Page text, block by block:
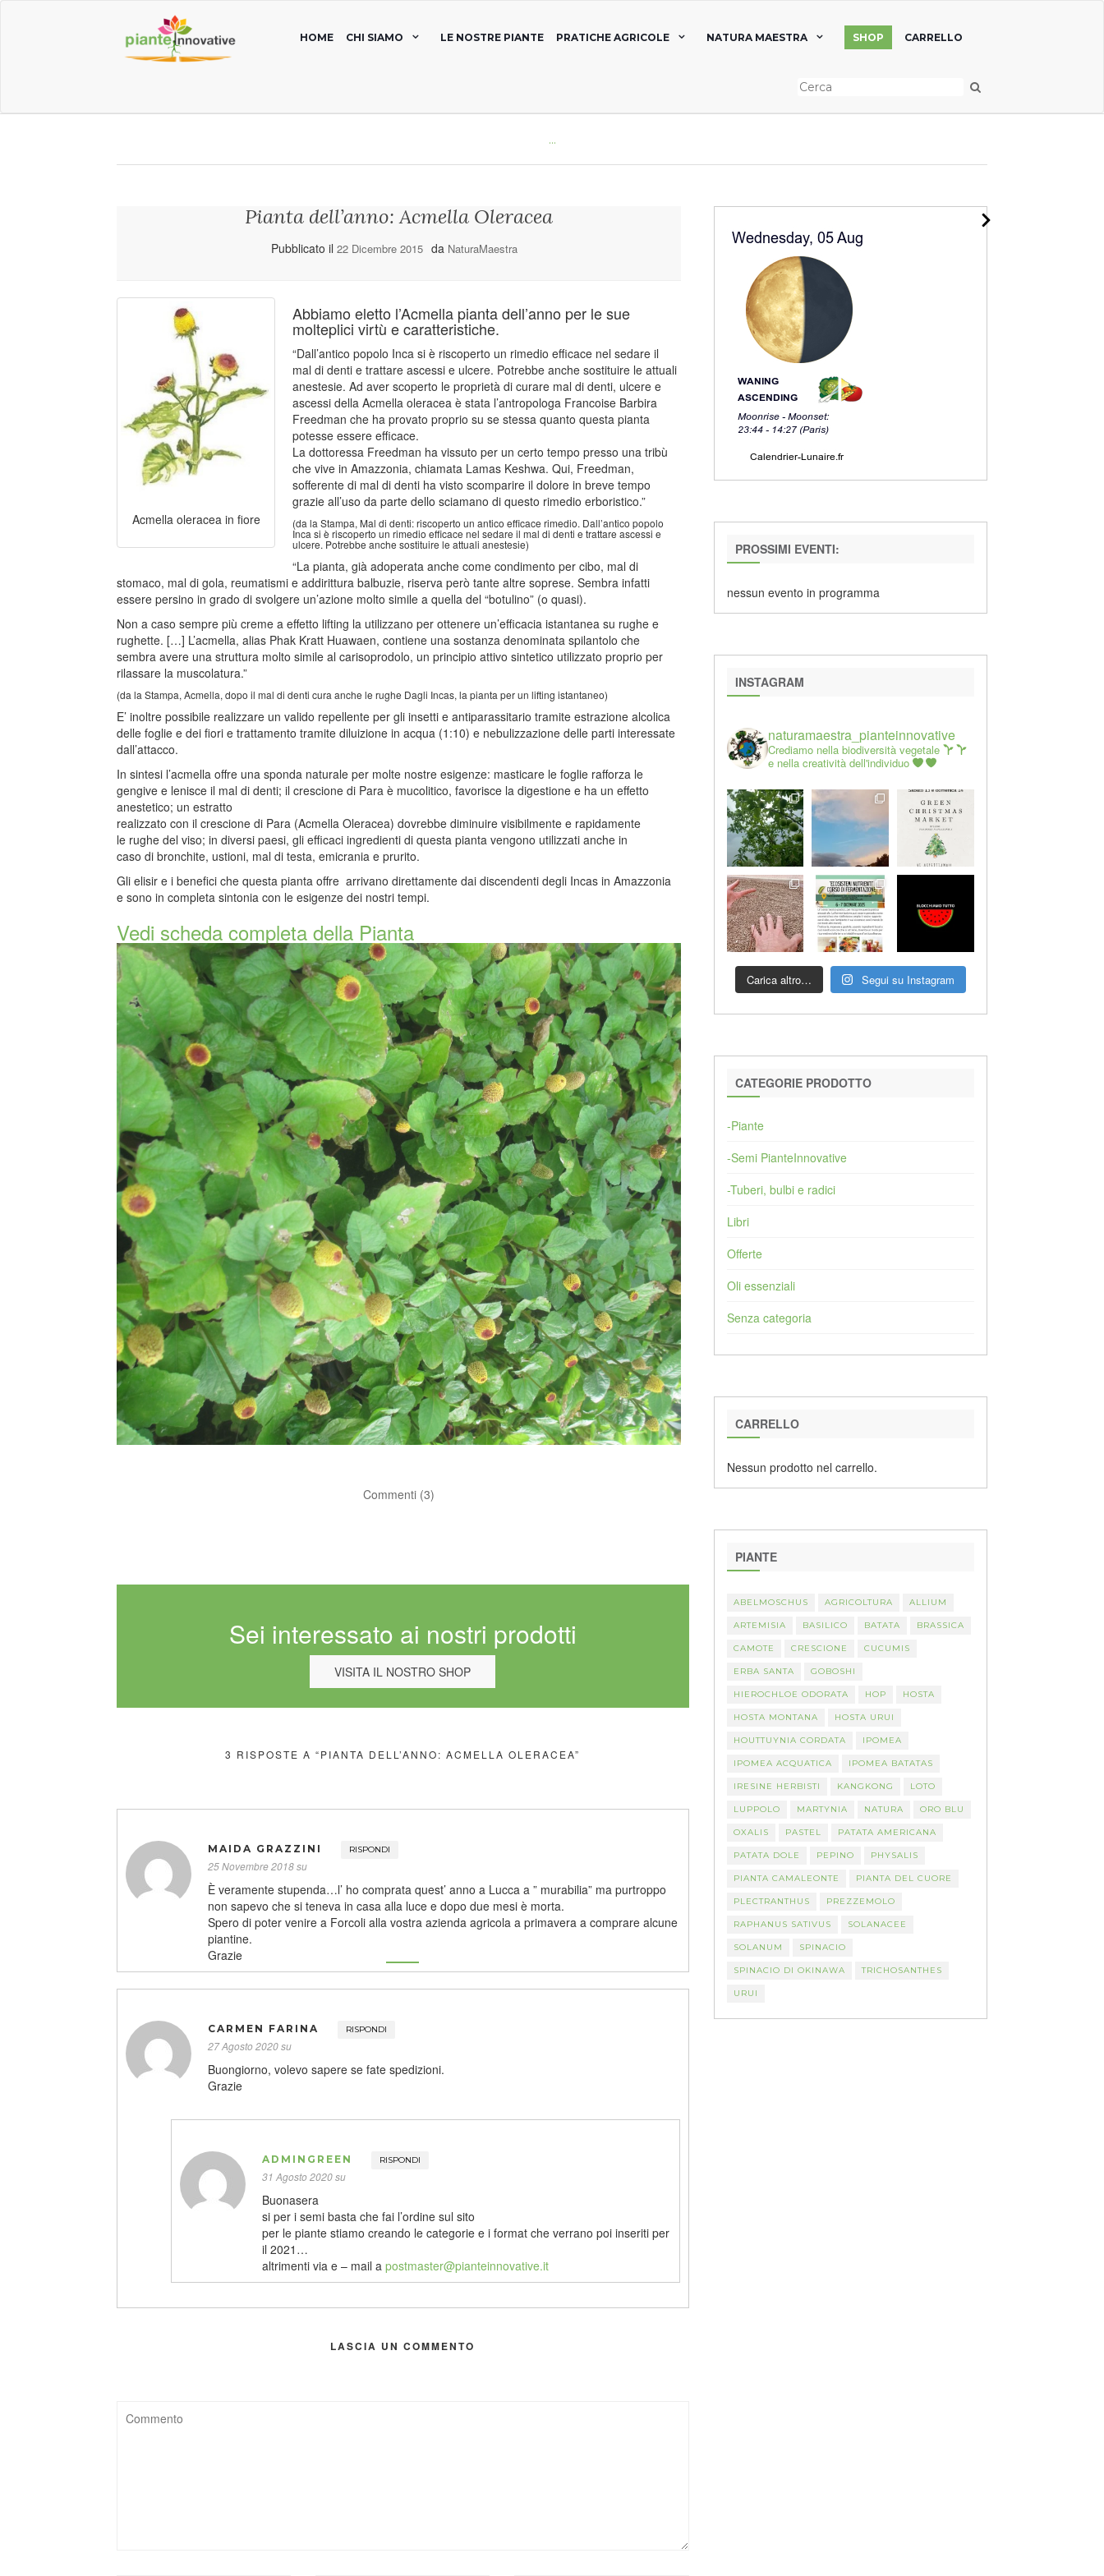
HOME CHI SIAMO LE NOSTRE PIANTE PRATICHE AGRICOLE NATURA MAESTRA SHOP CARRELLO
...
Pianta dell’anno: Acmella Oleracea
Pubblicato il22 Dicembre 2015 da NaturaMaestra
Acmella oleracea in fiore
Abbiamo eletto l’Acmella pianta dell’anno per le sue
molteplici virtù e caratteristiche.
“Dall’antico popolo Inca si è riscoperto un rimedio efficace nel sedare il
mal di denti e trattare ascessi e ulcere. Potrebbe anche sostituire le attuali
anestesie. Ad aver scoperto le proprietà di curare mal di denti, ulcere e
ascessi della Acmella oleracea è stata l’antropologa Francoise Barbira
Freedman che ha provato proprio su se stessa quanto questa pianta
potesse essere efficace.
La dottoressa Freedman ha vissuto per un certo tempo presso una tribù
che vive in Amazzonia, chiamata Lamas Keshwa. Qui, Freedman,
sofferente di mal di denti ha visto scomparire il dolore in breve tempo
grazie all’uso da parte dello sciamano di questo rimedio erboristico.”
(da la Stampa, Mal di denti: riscoperto un antico efficace rimedio. Dall’antico popolo
Inca si è riscoperto un rimedio efficace nel sedare il mal di denti e trattare ascessi e
ulcere. Potrebbe anche sostituire le attuali anestesie)
“La pianta, già adoperata anche come condimento per cibo, mal di
stomaco, mal di gola, reumatismi e addirittura balbuzie, riserva però tante altre soprese. Sembra infatti
essere persino in grado di svolgere un’azione molto simile a quella del “botulino” (o quasi).
Non a caso sempre più creme a effetto lifting la utilizzano per ottenere un’efficacia istantanea su rughe e
rughette. […] L’acmella, alias Phak Kratt Huawaen, contiene una sostanza denominata spilantolo che
sembra avere una struttura molto simile al carisoprodolo, un principio attivo sintetico utilizzato proprio per
rilassare la muscolatura.”
(da la Stampa, Acmella, dopo il mal di denti cura anche le rughe Dagli Incas, la pianta per un lifting istantaneo)
E’ inoltre possibile realizzare un valido repellente per gli insetti e antiparassitario tramite estrazione alcolica
delle foglie e dei fiori e trattamento tramite diluizione in acqua (1:10) e nebulizzazione delle parti interessate
dall’attacco.
In sintesi l’acmella offre una sponda naturale per molte nostre esigenze: masticare le foglie rafforza le
gengive e lenisce il mal di denti; il crescione di Para è mucolitico, favorisce la digestione e ha un effetto
anestetico; un estratto
realizzato con il crescione di Para (Acmella Oleracea) dovrebbe diminuire visibilmente e rapidamente
le rughe del viso; in diversi paesi, gli efficaci ingredienti di questa pianta vengono utilizzati anche in
caso di bronchite, ustioni, mal di testa, emicrania e prurito.
Gli elisir e i benefici che questa pianta offre arrivano direttamente dai discendenti degli Incas in Amazzonia
e sono in completa sintonia con le esigenze dei nostri tempi.
Vedi scheda completa della Pianta
Commenti (3)
Sei interessato ai nostri prodotti
VISITA IL NOSTRO SHOP
3 RISPOSTE A “PIANTA DELL’ANNO: ACMELLA OLERACEA”
MAIDA GRAZZINI RISPONDI
25 Novembre 2018 su
È veramente stupenda…l’ ho comprata quest’ anno a Lucca a ” murabilia” ma purtroppo
non sapevo che si teneva in casa alla luce e dopo due mesi è morta.
Spero di poter venire a Forcoli alla vostra azienda agricola a primavera a comprare alcune
piantine.
Grazie
CARMEN FARINA RISPONDI
27 Agosto 2020 su
Buongiorno, volevo sapere se fate spedizioni.
Grazie
ADMINGREEN RISPONDI
31 Agosto 2020 su
Buonasera
si per i semi basta che fai l’ordine sul sito
per le piante stiamo creando le categorie e i format che verrano poi inseriti per
il 2021…
altrimenti via e – mail a postmaster@pianteinnovative.it
LASCIA UN COMMENTO
PROSSIMI EVENTI:
nessun evento in programma
INSTAGRAM
naturamaestra_pianteinnovative
Crediamo nella biodiversità vegetale
e nella creatività dell'individuo
Carica altro… Segui su Instagram
CATEGORIE PRODOTTO
-Piante
-Semi PianteInnovative
-Tuberi, bulbi e radici
Libri
Offerte
Oli essenziali
Senza categoria
CARRELLO
Nessun prodotto nel carrello.
PIANTE
ABELMOSCHUS AGRICOLTURA ALLIUM
ARTEMISIA BASILICO BATATA BRASSICA
CAMOTE CRESCIONE CUCUMIS
ERBA SANTA GOBOSHI
HIEROCHLOE ODORATA HOP HOSTA
HOSTA MONTANA HOSTA URUI
HOUTTUYNIA CORDATA IPOMEA
IPOMEA ACQUATICA IPOMEA BATATAS
IRESINE HERBISTI KANGKONG LOTO
LUPPOLO MARTYNIA NATURA ORO BLU
OXALIS PASTEL PATATA AMERICANA
PATATA DOLE PEPINO PHYSALIS
PIANTA CAMALEONTE PIANTA DEL CUORE
PLECTRANTHUS PREZZEMOLO
RAPHANUS SATIVUS SOLANACEE
SOLANUM SPINACIO
SPINACIO DI OKINAWA TRICHOSANTHES
URUI